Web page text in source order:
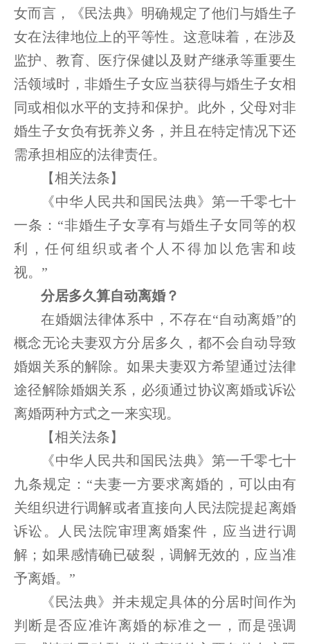
女而言，《民法典》明确规定了他们与婚生子
女在法律地位上的平等性。这意味着，在涉及
监护、教育、医疗保健以及财产继承等重要生
活领域时，非婚生子女应当获得与婚生子女相
同或相似水平的支持和保护。此外，父母对非
婚生子女负有抚养义务，并且在特定情况下还
需承担相应的法律责任。
【相关法条】
《中华人民共和国民法典》第一千零七十
一条：“非婚生子女享有与婚生子女同等的权
利，任何组织或者个人不得加以危害和歧
视。”
分居多久算自动离婚？
在婚姻法律体系中，不存在“自动离婚”的
概念无论夫妻双方分居多久，都不会自动导致
婚姻关系的解除。如果夫妻双方希望通过法律
途径解除婚姻关系，必须通过协议离婚或诉讼
离婚两种方式之一来实现。
【相关法条】
《中华人民共和国民法典》第一千零七十
九条规定：“夫妻一方要求离婚的，可以由有
关组织进行调解或者直接向人民法院提起离婚
诉讼。人民法院审理离婚案件，应当进行调
解；如果感情确已破裂，调解无效的，应当准
予离婚。”
《民法典》并未规定具体的分居时间作为
判断是否应准许离婚的标准之一，而是强调